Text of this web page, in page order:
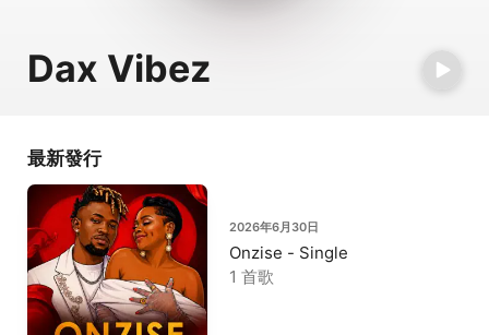
Dax Vibez
最新發行
2026年6月30日
Onzise - Single
1 首歌